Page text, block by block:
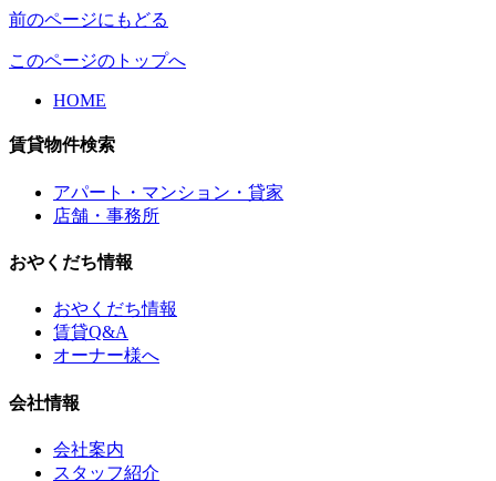
前のページにもどる
このページのトップへ
HOME
賃貸物件検索
アパート・マンション・貸家
店舗・事務所
おやくだち情報
おやくだち情報
賃貸Q&A
オーナー様へ
会社情報
会社案内
スタッフ紹介